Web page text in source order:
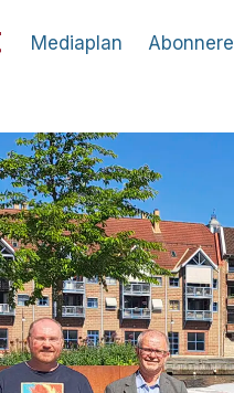
Mediaplan Abonnere